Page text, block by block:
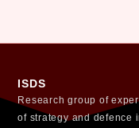
ISDS
Research group of
of strategy and defence